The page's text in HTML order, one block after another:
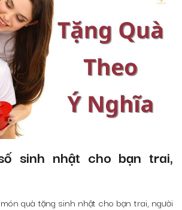
sinh nhật cho bạn trai,
quà tặng sinh nhật cho bạn trai, người